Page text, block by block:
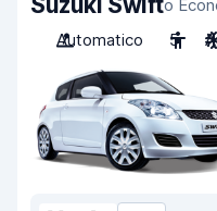
o
Automatico
5